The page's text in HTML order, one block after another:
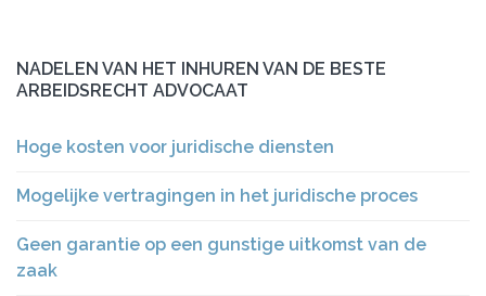
NADELEN VAN HET INHUREN VAN DE BESTE
ARBEIDSRECHT ADVOCAAT
Hoge kosten voor juridische diensten
Mogelijke vertragingen in het juridische proces
Geen garantie op een gunstige uitkomst van de
zaak